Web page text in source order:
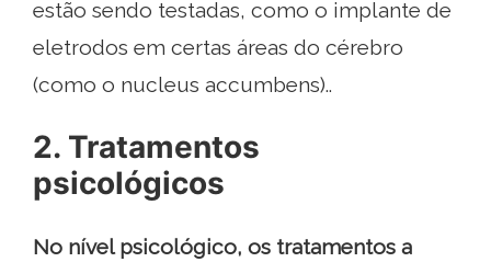
estão sendo testadas, como o implante de
eletrodos em certas áreas do cérebro
(como o nucleus accumbens)..
2. Tratamentos
psicológicos
No nível psicológico, os tratamentos a